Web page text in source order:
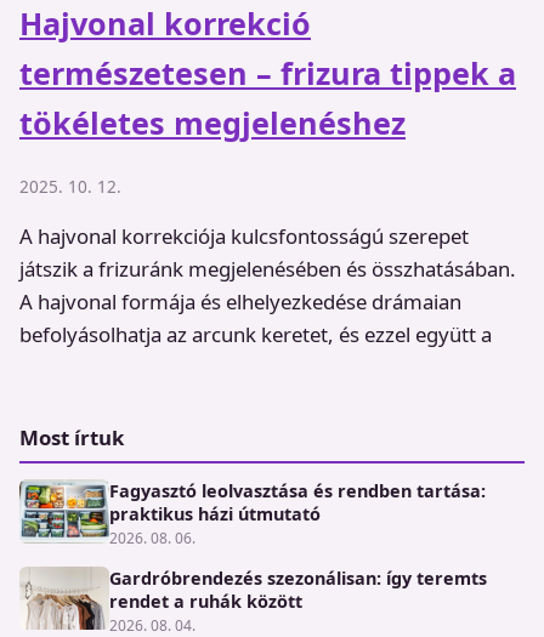
Hajvonal korrekció
természetesen – frizura tippek a
tökéletes megjelenéshez
2025. 10. 12.
A hajvonal korrekciója kulcsfontosságú szerepet
játszik a frizuránk megjelenésében és összhatásában.
A hajvonal formája és elhelyezkedése drámaian
befolyásolhatja az arcunk keretet, és ezzel együtt a
Most írtuk
Fagyasztó leolvasztása és rendben tartása:
praktikus házi útmutató
2026. 08. 06.
Gardróbrendezés szezonálisan: így teremts
rendet a ruhák között
2026. 08. 04.